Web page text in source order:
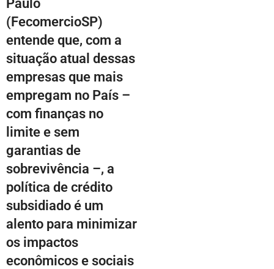
Paulo
(FecomercioSP)
entende que, com a
situação atual dessas
empresas que mais
empregam no País –
com finanças no
limite e sem
garantias de
sobrevivência –, a
política de crédito
subsidiado é um
alento para minimizar
os impactos
econômicos e sociais